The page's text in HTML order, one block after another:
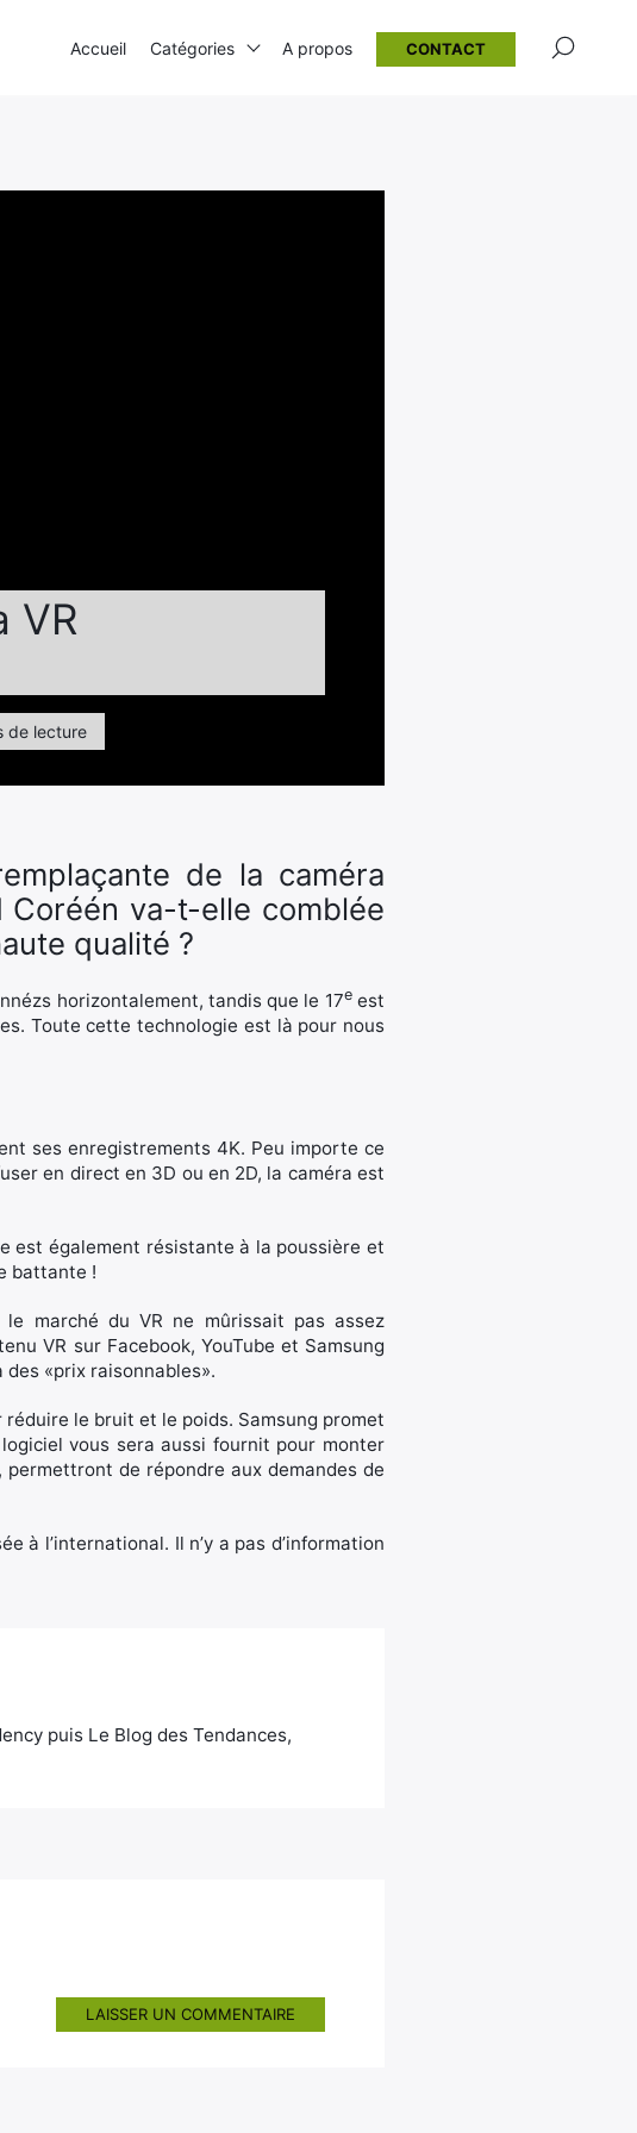
VR
de lecture
de la caméra
Coréén va-t-elle comblée
qualité ?
horizontalement, tandis que le 17eest
Toute cette technologie est là pour nous
ses enregistrements 4K. Peu importe ce
en direct en 3D ou en 2D, la caméra est
est également résistante à la poussière et
battante !
le marché du VR ne mûrissait pas assez
VR sur Facebook, YouTube et Samsung
«prix raisonnables».
réduire le bruit et le poids. Samsung promet
vous sera aussi fournit pour monter
de répondre aux demandes de
à l’international. Il n’y a pas d’information
puis Le Blog des Tendances,
LAISSER UN COMMENTAIRE
Accueil Catégories A propos CONTACT